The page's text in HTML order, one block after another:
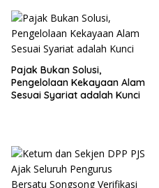
Pajak Bukan Solusi,
Pengelolaan Kekayaan Alam
Sesuai Syariat adalah Kunci